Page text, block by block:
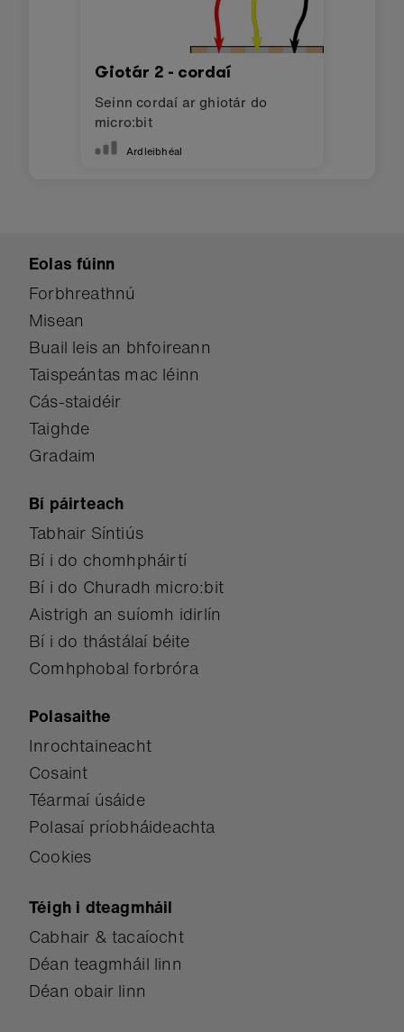
Giotár 2 - cordaí
Seinn cordaí ar ghiotár do
micro:bit
Ardleibhéal
Eolas fúinn
Forbhreathnú
Misean
Buail leis an bhfoireann
Taispeántas mac léinn
Cás-staidéir
Taighde
Gradaim
Bí páirteach
Tabhair Síntiús
Bí i do chomhpháirtí
Bí i do Churadh micro:bit
Aistrigh an suíomh idirlín
Bí i do thástálaí béite
Comhphobal forbróra
Polasaithe
Inrochtaineacht
Cosaint
Téarmaí úsáide
Polasaí príobháideachta
Cookies
Téigh i dteagmháil
Cabhair & tacaíocht
Déan teagmháil linn
Déan obair linn